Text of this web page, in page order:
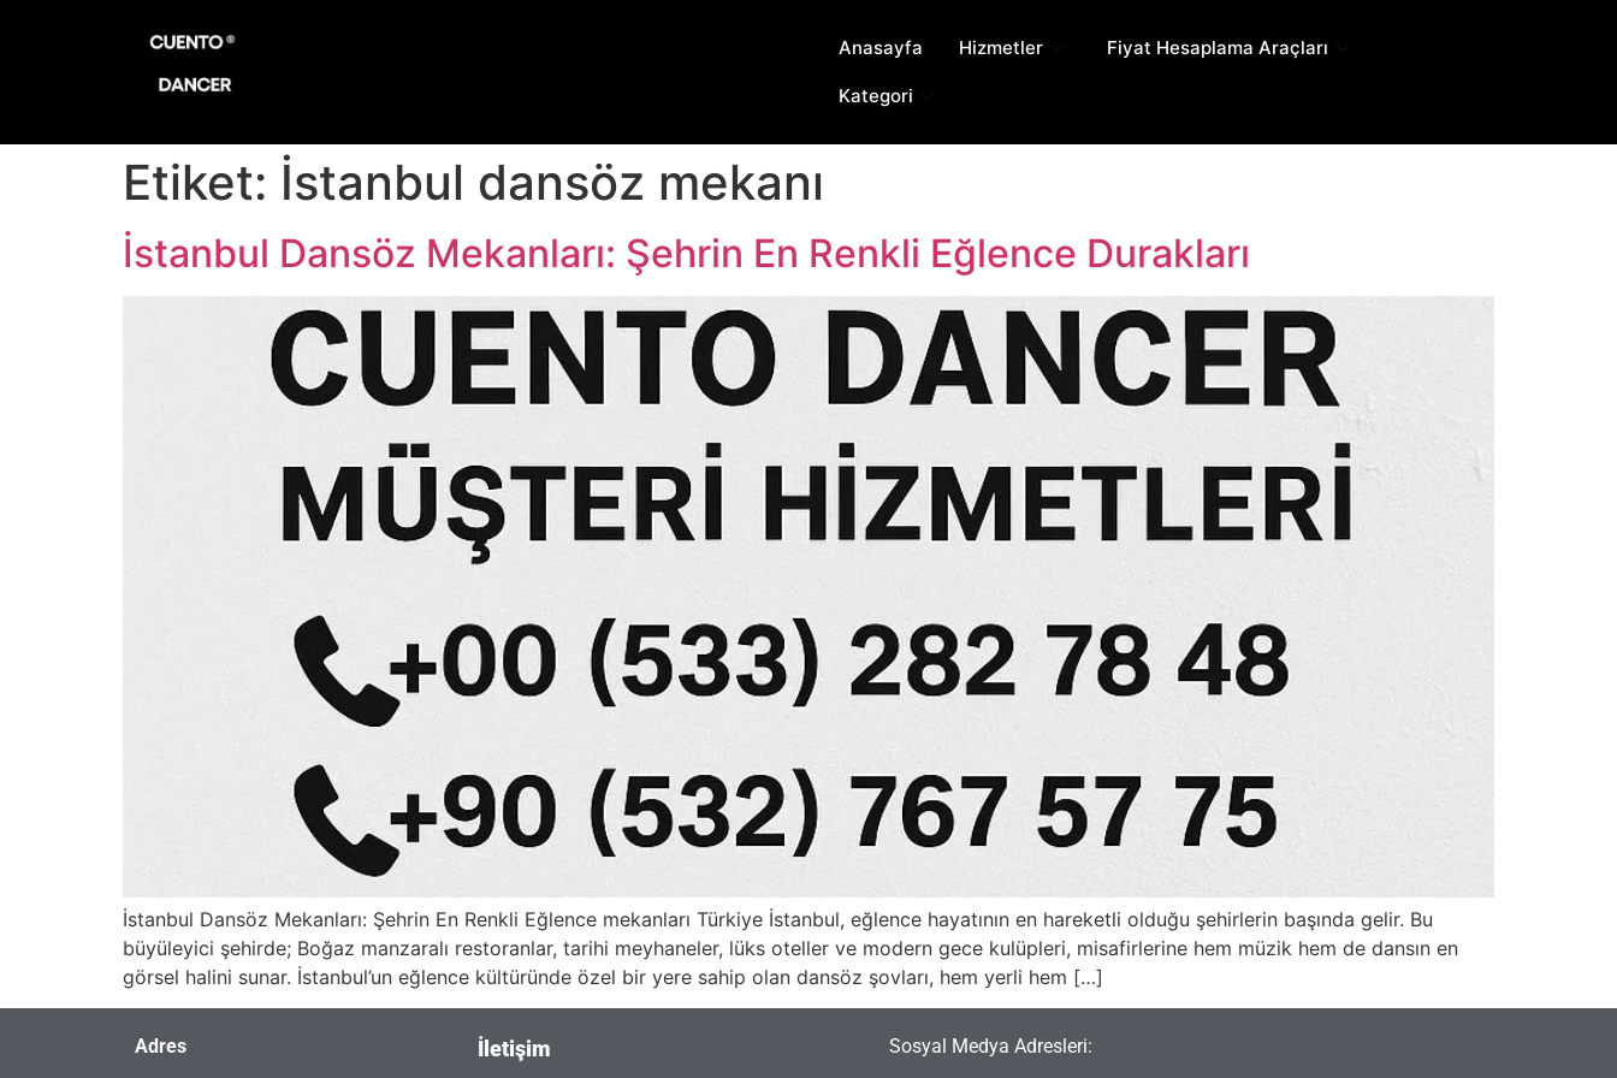
Anasayfa Hizmetler Fiyat Hesaplama Araçları
Kategori
Etiket: İstanbul dansöz mekanı
İstanbul Dansöz Mekanları: Şehrin En Renkli Eğlence Durakları
İstanbul Dansöz Mekanları: Şehrin En Renkli Eğlence mekanları Türkiye İstanbul, eğlence hayatının en hareketli olduğu şehirlerin başında gelir. Bu
büyüleyici şehirde; Boğaz manzaralı restoranlar, tarihi meyhaneler, lüks oteller ve modern gece kulüpleri, misafirlerine hem müzik hem de dansın en
görsel halini sunar. İstanbul’un eğlence kültüründe özel bir yere sahip olan dansöz şovları, hem yerli hem […]
Adres İletişim Sosyal Medya Adresleri: